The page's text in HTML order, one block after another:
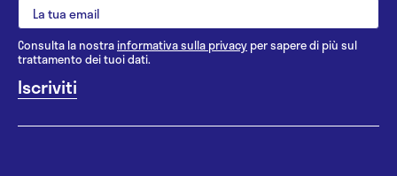
Consulta la nostrainformativa sulla privacy per sapere di più sul
trattamento dei tuoi dati.